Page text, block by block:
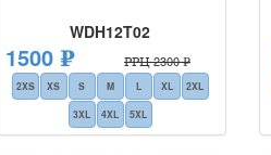
WDH12T02
1500 ₽ РРЦ 2300 ₽
2XS XS S M L XL
2XL
3XL
4XL 5XL